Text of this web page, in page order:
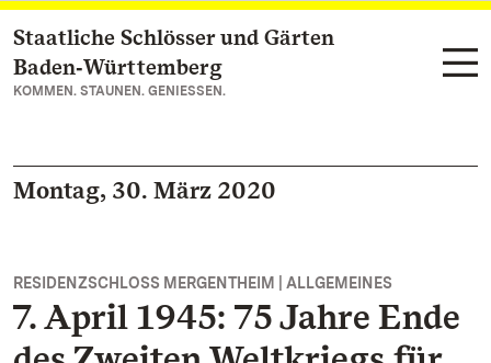
Zum Hauptinhalt springen
Staatliche Schlösser und Gärten
Baden‑Württemberg
KOMMEN. STAUNEN. GENIESSEN.
Montag, 30. März 2020
RESIDENZSCHLOSS MERGENTHEIM | ALLGEMEINES
7. April 1945: 75 Jahre Ende